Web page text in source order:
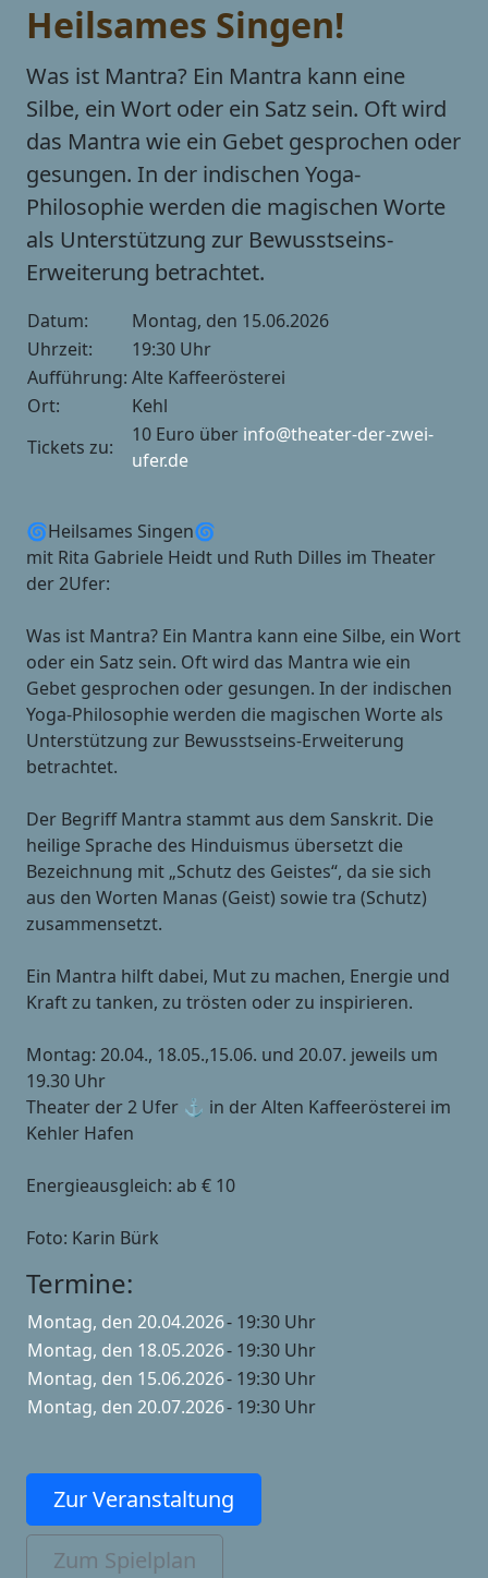
Heilsames Singen!
Was ist Mantra? Ein Mantra kann eine
Silbe, ein Wort oder ein Satz sein. Oft wird
das Mantra wie ein Gebet gesprochen oder
gesungen. In der indischen Yoga-
Philosophie werden die magischen Worte
als Unterstützung zur Bewusstseins-
Erweiterung betrachtet.
Datum:
Montag, den 15.06.2026
Uhrzeit:
19:30 Uhr
Aufführung: Alte Kaffeerösterei
Ort:
Kehl
Tickets zu:
10 Euro über info@theater-der-zwei-
ufer.de
🌀Heilsames Singen🌀
mit Rita Gabriele Heidt und Ruth Dilles im Theater
der 2Ufer:
Was ist Mantra? Ein Mantra kann eine Silbe, ein Wort
oder ein Satz sein. Oft wird das Mantra wie ein
Gebet gesprochen oder gesungen. In der indischen
Yoga-Philosophie werden die magischen Worte als
Unterstützung zur Bewusstseins-Erweiterung
betrachtet.
Der Begriff Mantra stammt aus dem Sanskrit. Die
heilige Sprache des Hinduismus übersetzt die
Bezeichnung mit „Schutz des Geistes“, da sie sich
aus den Worten Manas (Geist) sowie tra (Schutz)
zusammensetzt.
Ein Mantra hilft dabei, Mut zu machen, Energie und
Kraft zu tanken, zu trösten oder zu inspirieren.
Montag: 20.04., 18.05.,15.06. und 20.07. jeweils um
19.30 Uhr
Theater der 2 Ufer ⚓️ in der Alten Kaffeerösterei im
Kehler Hafen
Energieausgleich: ab € 10
Foto: Karin Bürk
Termine:
Montag, den 20.04.2026- 19:30 Uhr
Montag, den 18.05.2026- 19:30 Uhr
Montag, den 15.06.2026- 19:30 Uhr
Montag, den 20.07.2026- 19:30 Uhr
Zur Veranstaltung
Zum Spielplan